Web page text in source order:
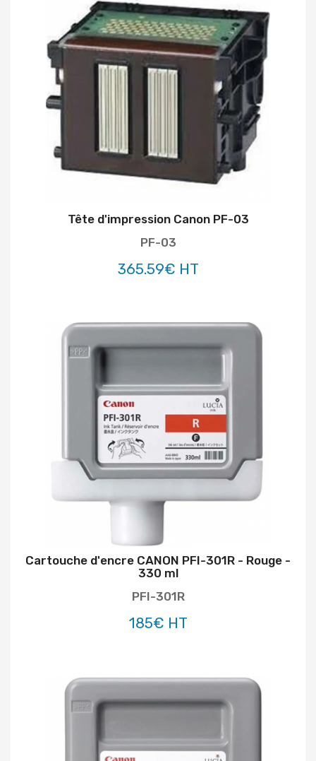
Tête d'impression Canon PF-03
PF-03
365.59€ HT
Cartouche d'encre CANON PFI-301R - Rouge -
330 ml
PFI-301R
185€ HT